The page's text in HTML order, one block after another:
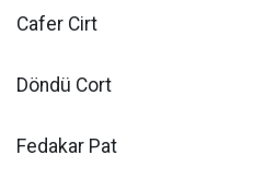
Cafer Cirt
Döndü Cort
Fedakar Pat